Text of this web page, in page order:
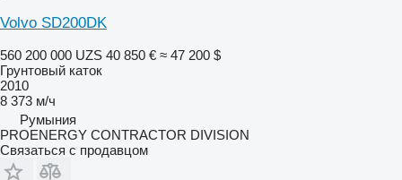
Volvo SD200DK
560 200 000 UZS 40 850 € ≈ 47 200 $
Грунтовый каток
2010
8 373 м/ч
Румыния
PROENERGY CONTRACTOR DIVISION
Связаться с продавцом